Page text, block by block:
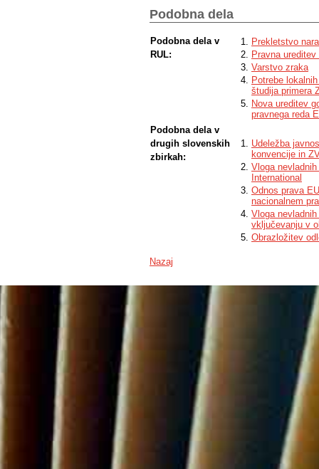
the full scope of what it may constitute.
second hypothesis but conclude that a
this complex subject.
Podobna dela
Podobna dela v
RUL:
Prekletstvo
Pravna
Varstvo zraka
Potrebe
študija primera
Nova ureditev
pravnega reda
Podobna dela v
drugih slovenskih
zbirkah:
Udeležba
konvencije in
Vloga
International
Odnos prava
nacionalnem
Vloga
vključevanju v
Obrazložitev
Nazaj